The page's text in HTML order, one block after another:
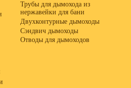
Трубы для дымохода из
нержавейки для бани
Двухконтурные дымоходы
Сэндвич дымоходы
Отводы для дымоходов